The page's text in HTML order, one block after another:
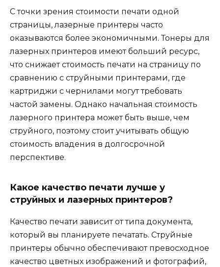
С точки зрения стоимости печати одной
страницы, лазерные принтеры часто
оказываются более экономичными. Тонеры для
лазерных принтеров имеют больший ресурс,
что снижает стоимость печати на страницу по
сравнению с струйными принтерами, где
картриджи с чернилами могут требовать
частой замены. Однако начальная стоимость
лазерного принтера может быть выше, чем
струйного, поэтому стоит учитывать общую
стоимость владения в долгосрочной
перспективе.
Какое качество печати лучше у
струйных и лазерных принтеров?
Качество печати зависит от типа документа,
который вы планируете печатать. Струйные
принтеры обычно обеспечивают превосходное
качество цветных изображений и фотографий,